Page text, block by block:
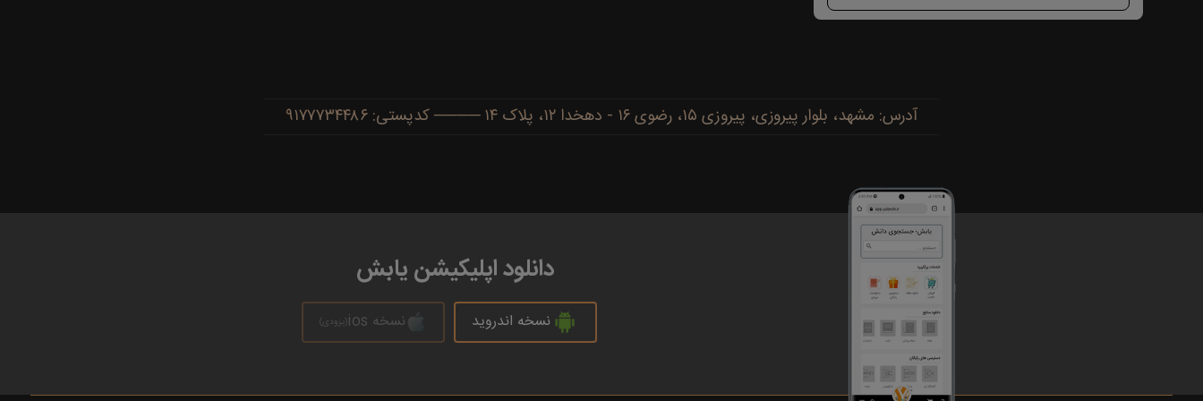
آدرس: مشهد، بلوار پیروزی، پیروزی ۱۵، رضوی ۱۶ - دهخدا ۱۲، پلاک ۱۴ ──── کدپستی: ۹۱۷۷۷۳۴۴۸۶
دانلود اپلیکیشن یابش
نسخه اندروید نسخه ios (بزودی)